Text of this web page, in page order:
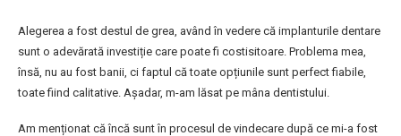
Alegerea a fost destul de grea, având în vedere că implanturile dentare
sunt o adevărată investiție care poate fi costisitoare. Problema mea,
însă, nu au fost banii, ci faptul că toate opțiunile sunt perfect fiabile,
toate fiind calitative. Așadar, m-am lăsat pe mâna dentistului.
Am menționat că încă sunt în procesul de vindecare după ce mi-a fost